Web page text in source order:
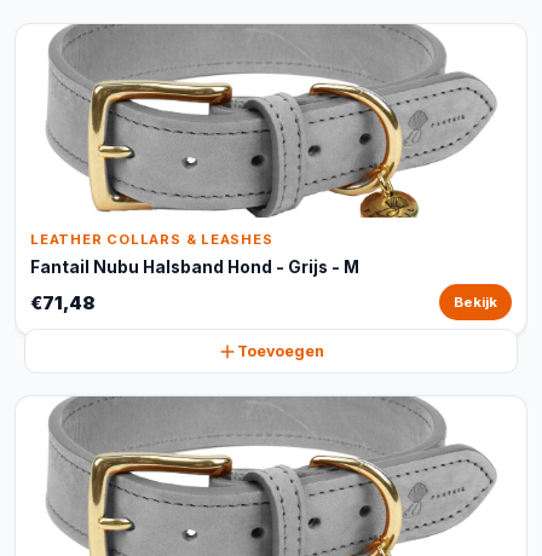
LEATHER COLLARS & LEASHES
Fantail Nubu Halsband Hond - Grijs - M
€71,48 Bekijk
Toevoegen